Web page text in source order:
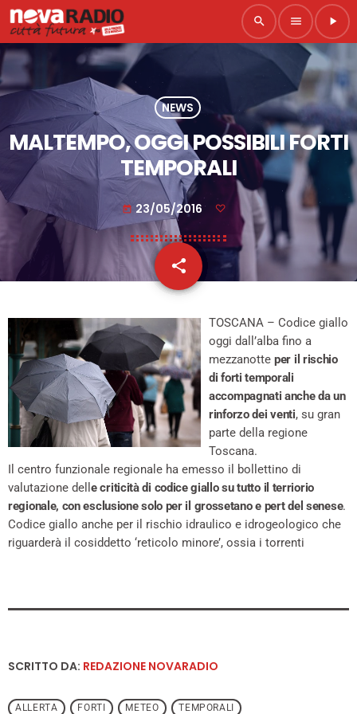
search menu play_arrow
NEWS
MALTEMPO, OGGI POSSIBILI FORTI
TEMPORALI
today 23/05/2016
share
email
TOSCANA – Codice giallo
oggi dall’alba fino a
mezzanotte per il rischio
di forti temporali
accompagnati anche da un
rinforzo dei venti, su gran
parte della regione
Toscana.
Il centro funzionale regionale ha emesso il bollettino di
valutazione dell e criticità di codice giallo su tutto il terriorio
regionale, con esclusione solo per il grossetano e pert del senese.
Codice giallo anche per il rischio idraulico e idrogeologico che
riguarderà il cosiddetto ‘reticolo minore’, ossia i torrenti
SCRITTO DA: REDAZIONE NOVARADIO
ALLERTA FORTI METEO TEMPORALI